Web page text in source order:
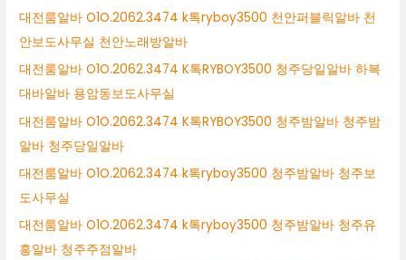
대전룸알바 O1O.2062.3474 k톡ryboy3500 천안퍼블릭알바 천
안보도사무실 천안노래방알바
대전룸알바 O1O.2062.3474 K톡RYBOY3500 청주당일알바 하복
대바알바 용암동보도사무실
대전룸알바 O1O.2062.3474 K톡RYBOY3500 청주밤알바 청주밤
알바 청주당일알바
대전룸알바 O1O.2062.3474 k톡ryboy3500 청주밤알바 청주보
도사무실
대전룸알바 O1O.2062.3474 k톡ryboy3500 청주밤알바 청주유
흥알바 청주주점알바